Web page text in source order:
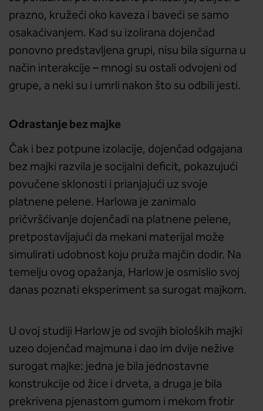
prazno, kružeći oko kaveza i baveći se samo
osakaćivanjem. Kad su izolirana dojenčad
ponovno predstavljena grupi, nisu bila sigurna u
način interakcije – mnogi su ostali odvojeni od
grupe, a neki su i umrli nakon što su odbili jesti.
Odrastanje bez majke
Čak i bez potpune izolacije, dojenčad odgajana
bez majki razvila je socijalni deficit, pokazujući
povučene sklonosti i prianjajući uz svoje
platnene pelene. Harlowa je zanimalo
pričvršćivanje dojenčadi na platnene pelene,
pretpostavljajući da mekani materijal može
simulirati udobnost koju pruža majčin dodir. Na
temelju ovog opažanja, Harlow je osmislio svoj
danas poznati eksperiment sa surogat majkom.
U ovoj studiji Harlow je od svojih bioloških majki
uzeo dojenčad majmuna i dao im dvije nežive
surogat majke: jedna je bila jednostavne
konstrukcije od žice i drveta, a druga je bila
prekrivena pjenastom gumom i mekom frotir